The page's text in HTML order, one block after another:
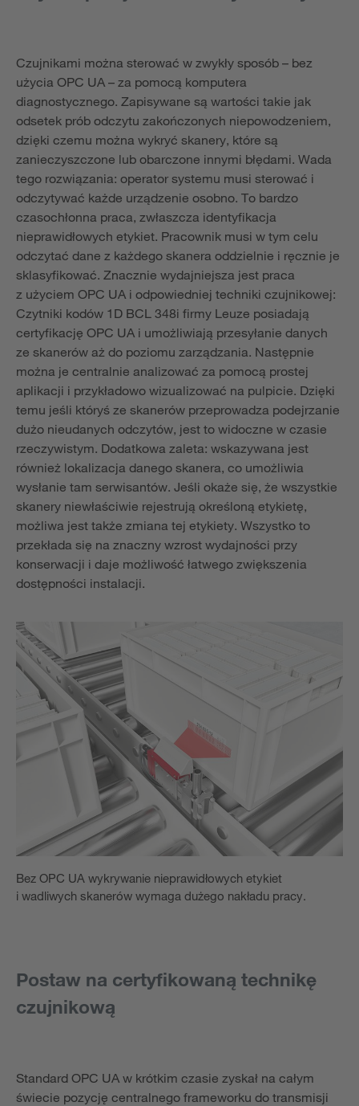
Czujnikami można sterować w zwykły sposób – bez
użycia OPC UA – za pomocą komputera
diagnostycznego. Zapisywane są wartości takie jak
odsetek prób odczytu zakończonych niepowodzeniem,
dzięki czemu można wykryć skanery, które są
zanieczyszczone lub obarczone innymi błędami. Wada
tego rozwiązania: operator systemu musi sterować i
odczytywać każde urządzenie osobno. To bardzo
czasochłonna praca, zwłaszcza identyfikacja
nieprawidłowych etykiet. Pracownik musi w tym celu
odczytać dane z każdego skanera oddzielnie i ręcznie je
sklasyfikować. Znacznie wydajniejsza jest praca
z użyciem OPC UA i odpowiedniej techniki czujnikowej:
Czytniki kodów 1D BCL 348i firmy Leuze posiadają
certyfikację OPC UA i umożliwiają przesyłanie danych
ze skanerów aż do poziomu zarządzania. Następnie
można je centralnie analizować za pomocą prostej
aplikacji i przykładowo wizualizować na pulpicie. Dzięki
temu jeśli któryś ze skanerów przeprowadza podejrzanie
dużo nieudanych odczytów, jest to widoczne w czasie
rzeczywistym. Dodatkowa zaleta: wskazywana jest
również lokalizacja danego skanera, co umożliwia
wysłanie tam serwisantów. Jeśli okaże się, że wszystkie
skanery niewłaściwie rejestrują określoną etykietę,
możliwa jest także zmiana tej etykiety. Wszystko to
przekłada się na znaczny wzrost wydajności przy
konserwacji i daje możliwość łatwego zwiększenia
dostępności instalacji.
Bez OPC UA wykrywanie nieprawidłowych etykiet
i wadliwych skanerów wymaga dużego nakładu pracy.
Postaw na certyfikowaną technikę
czujnikową
Standard OPC UA w krótkim czasie zyskał na całym
świecie pozycję centralnego frameworku do transmisji